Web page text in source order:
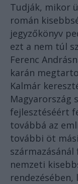
Tudják, mikor
román
jegyzőkönyv
ezt a nem túl
Ferenc
karán
Kalmár
Magyarország
fejlesztéséért
továbbá az
további öt
nemzeti
rendezésében,